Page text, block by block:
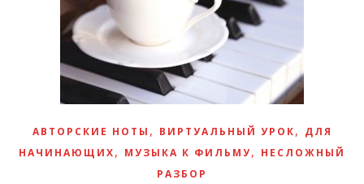
АВТОРСКИЕ НОТЫ , ВИРТУАЛЬНЫЙ УРОК, ДЛЯ
НАЧИНАЮЩИХ, МУЗЫКА К ФИЛЬМУ, НЕСЛОЖНЫЙ
РАЗБОР